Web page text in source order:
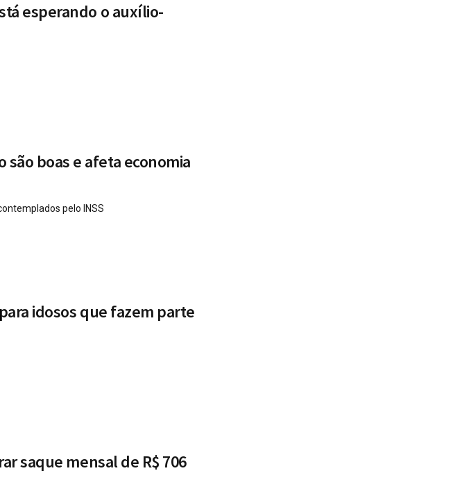
esperando o auxílio-
são boas e afeta economia
pelo INSS
idosos que fazem parte
saque mensal de R$ 706